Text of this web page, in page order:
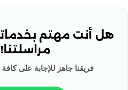
هل أنت مهتم
فريقنا جاهز للإجابة على